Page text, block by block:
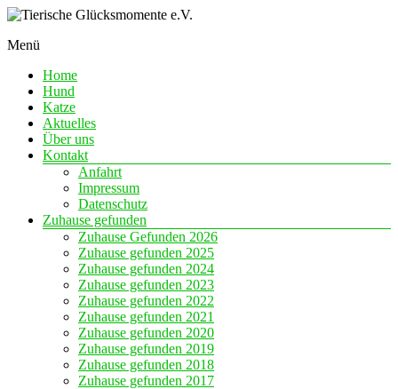
Skip
content
Glücksmomente
e.V.
Chance
Liebe
Menü
Home
Hund
Katze
Aktuelles
Über uns
Kontakt
Anfahrt
Impressum
Datenschutz
Zuhause gefunden
Zuhause Gefunden 2026
Zuhause gefunden 2025
Zuhause gefunden 2024
Zuhause gefunden 2023
Zuhause gefunden 2022
Zuhause gefunden 2021
Zuhause gefunden 2020
Zuhause gefunden 2019
Zuhause gefunden 2018
Zuhause gefunden 2017